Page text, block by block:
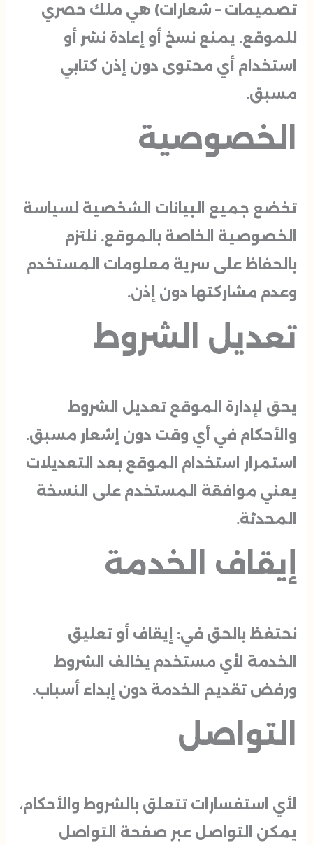
تصميمات – شعارات) هي ملك حصري
للموقع. يمنع نسخ أو إعادة نشر أو
استخدام أي محتوى دون إذن كتابي
مسبق.
الخصوصية
تخضع جميع البيانات الشخصية لسياسة
الخصوصية الخاصة بالموقع. نلتزم
بالحفاظ على سرية معلومات المستخدم
وعدم مشاركتها دون إذن.
تعديل الشروط
يحق لإدارة الموقع تعديل الشروط
والأحكام في أي وقت دون إشعار مسبق.
استمرار استخدام الموقع بعد التعديلات
يعني موافقة المستخدم على النسخة
المحدثة.
إيقاف الخدمة
نحتفظ بالحق في: إيقاف أو تعليق
الخدمة لأي مستخدم يخالف الشروط
ورفض تقديم الخدمة دون إبداء أسباب.
التواصل
لأي استفسارات تتعلق بالشروط والأحكام،
يمكن التواصل عبر صفحة التواصل